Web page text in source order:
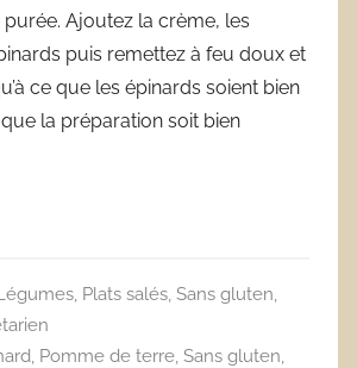
Ajoutez la crème, les
puis remettez à feu doux et
ce que les épinards soient bien
la préparation soit bien
, Plats salés, Sans gluten
Pomme de terre, Sans gluten